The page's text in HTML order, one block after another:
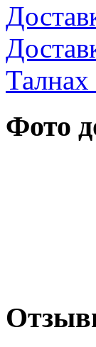
Талнах
Фото